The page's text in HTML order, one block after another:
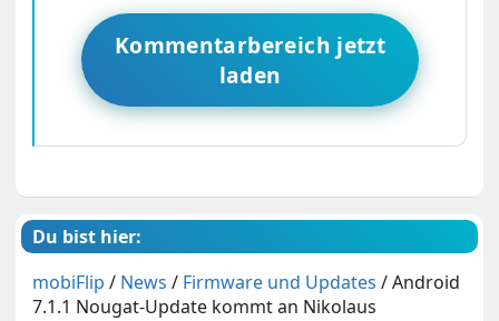
Kommentarbereich jetzt
laden
Du bist hier:
mobiFlip / News / Firmware und Updates /Android
7.1.1 Nougat-Update kommt an Nikolaus